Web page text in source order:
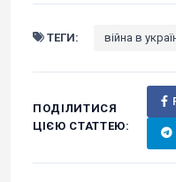
ТЕГИ: війна в
ПОДІЛИТИСЯ
ЦІЄЮ СТАТТЕЮ: